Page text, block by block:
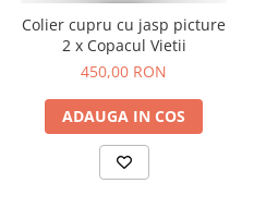
Colier cupru cu jasp picture
2 x Copacul Vietii
450,00 RON
ADAUGA IN COS